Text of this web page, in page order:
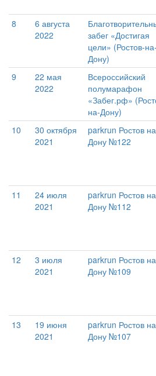
8
6 августа
2022
забег «Достигая
цели» (Ростов-на-
Дону)
9
22 мая
2022
Всероссийский
полумарафон
«Забег.рф»
на-Дону)
10
30 октября
2021
parkrun Ростов на
Дону №122
11
24 июля
2021
parkrun Ростов на
Дону №112
12
3 июля
2021
parkrun Ростов на
Дону №109
13
19 июня
2021
parkrun Ростов на
Дону №107